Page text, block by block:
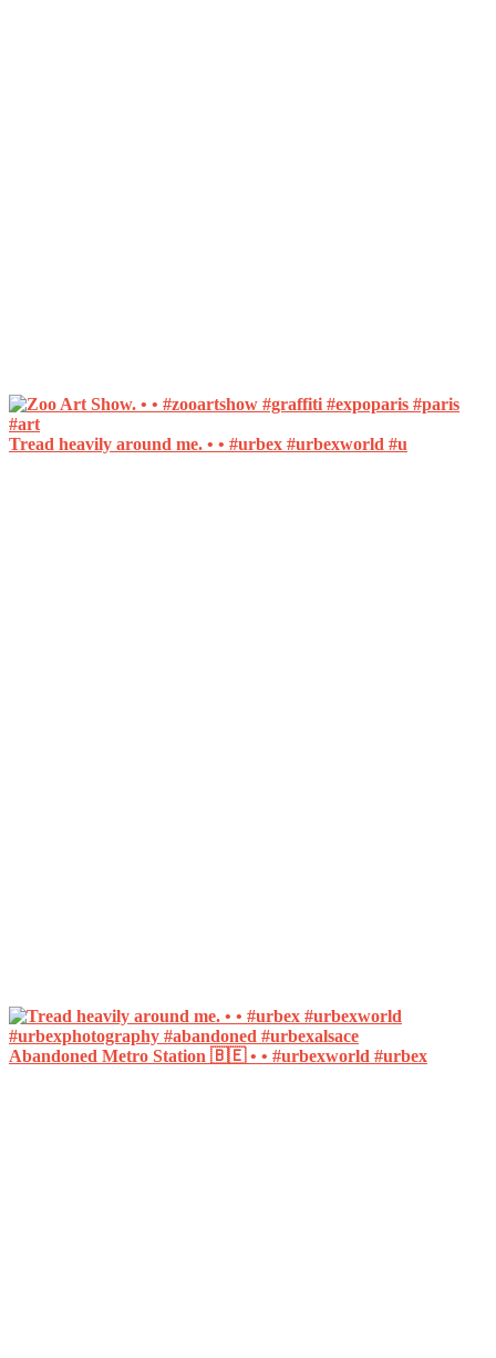
Tread heavily around me. • • #urbex #urbexworld #u
Abandoned Metro Station 🇧🇪 • • #urbexworld #urbex